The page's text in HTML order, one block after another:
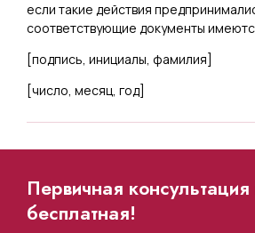
если такие действия
соответствующие документы
[подпись, инициалы, фамилия]
[число, месяц, год]
Первичная
бесплатная!